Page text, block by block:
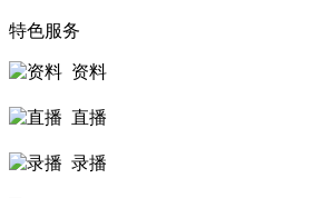
特色服务
资料
直播
录播